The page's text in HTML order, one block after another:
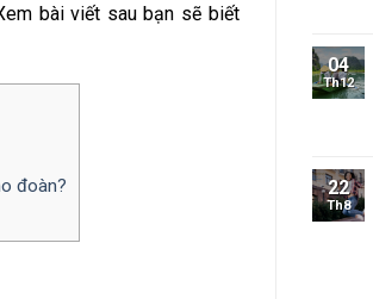
bài viết sau bạn sẽ biết
đoàn?
04
Th12
22
Th8